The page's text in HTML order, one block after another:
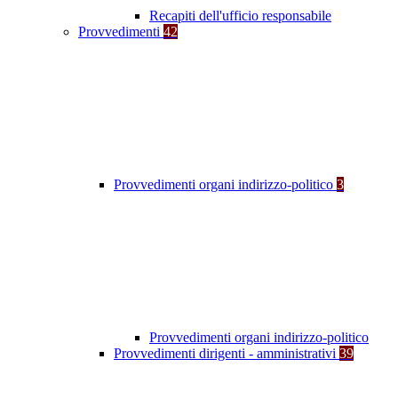
Recapiti dell'ufficio responsabile
Provvedimenti 42
Provvedimenti organi indirizzo-politico 3
Provvedimenti organi indirizzo-politico
Provvedimenti dirigenti - amministrativi 39